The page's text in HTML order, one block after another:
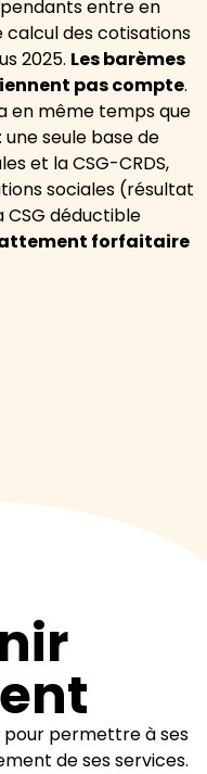
entre en
des cotisations
2025. Les barèmes
pas compte.
en même temps que
seule base de
et la CSG-CRDS,
sociales (résultat
CSG déductible
forfaitaire
pour permettre à ses
de ses services.